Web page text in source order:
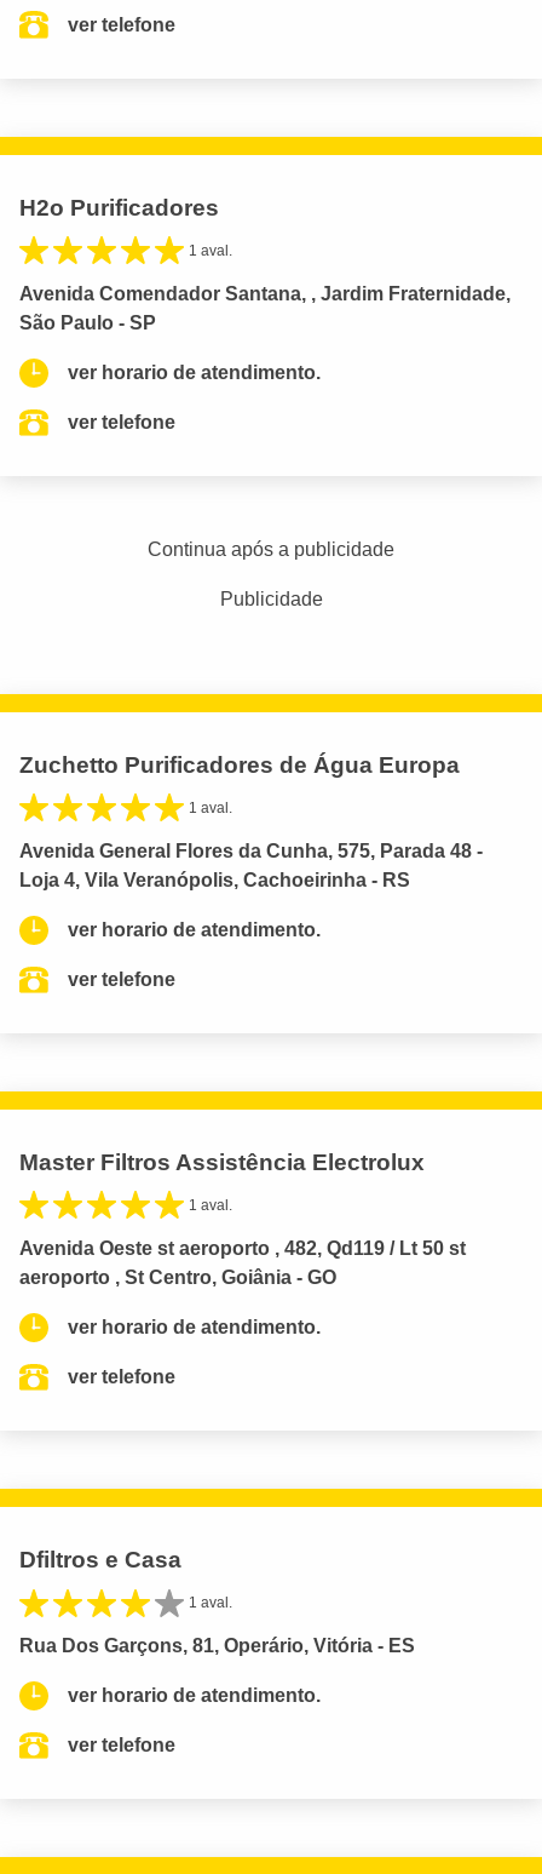
ver telefone
H2o Purificadores
1 aval.
Avenida Comendador Santana, , Jardim Fraternidade,
São Paulo - SP
ver horario de atendimento.
ver telefone
Continua após a publicidade
Publicidade
Zuchetto Purificadores de Água Europa
1 aval.
Avenida General Flores da Cunha, 575, Parada 48 -
Loja 4, Vila Veranópolis, Cachoeirinha - RS
ver horario de atendimento.
ver telefone
Master Filtros Assistência Electrolux
1 aval.
Avenida Oeste st aeroporto , 482, Qd119 / Lt 50 st
aeroporto , St Centro, Goiânia - GO
ver horario de atendimento.
ver telefone
Dfiltros e Casa
1 aval.
Rua Dos Garçons, 81, Operário, Vitória - ES
ver horario de atendimento.
ver telefone